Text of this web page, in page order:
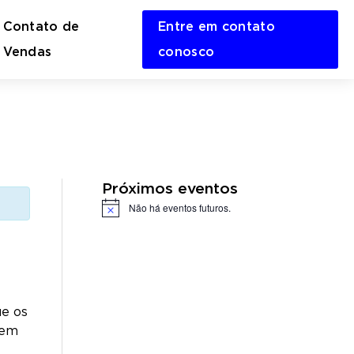
Contato de
Vendas
Entre em contato
conosco
os
Próximos eventos
Notice Não há eventos futuros.